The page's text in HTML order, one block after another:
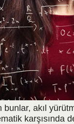
bunlar, akıl
karşısında